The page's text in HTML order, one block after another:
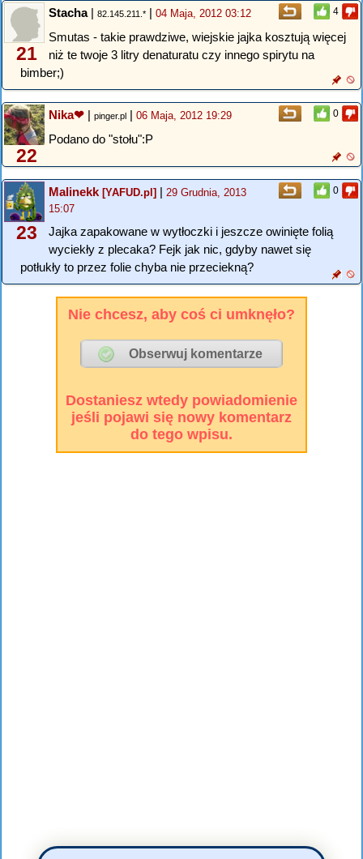
4
21
Stacha| 82.145.211.* | 04 Maja, 2012 03:12
Smutas - takie prawdziwe, wiejskie jajka kosztują więcej
niż te twoje 3 litry denaturatu czy innego spirytu na
bimber;)
0
22
Nika❤ | pinger.pl | 06 Maja, 2012 19:29
Podano do "stołu":P
0
23
Malinekk[YAFUD.pl] | 29 Grudnia, 2013
15:07
Jajka zapakowane w wytłoczki i jeszcze owinięte folią
wyciekły z plecaka? Fejk jak nic, gdyby nawet się
potłukły to przez folie chyba nie przeciekną?
Nie chcesz, aby coś ci umknęło?
Dostaniesz wtedy powiadomienie
jeśli pojawi się nowy komentarz
do tego wpisu.